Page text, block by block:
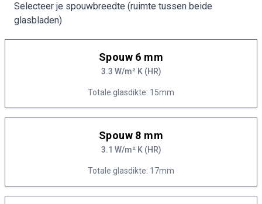
Selecteer je spouwbreedte (ruimte tussen beide
glasbladen)
Spouw 6 mm
3.3 W/m² K (HR)
Totale glasdikte: 15mm
Spouw 8 mm
3.1 W/m² K (HR)
Totale glasdikte: 17mm